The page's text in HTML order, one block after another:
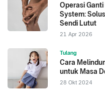
Operasi
System:
Sendi Lutut
21 Apr 2026
Tulang
Cara
untuk Masa
28 Okt 2024